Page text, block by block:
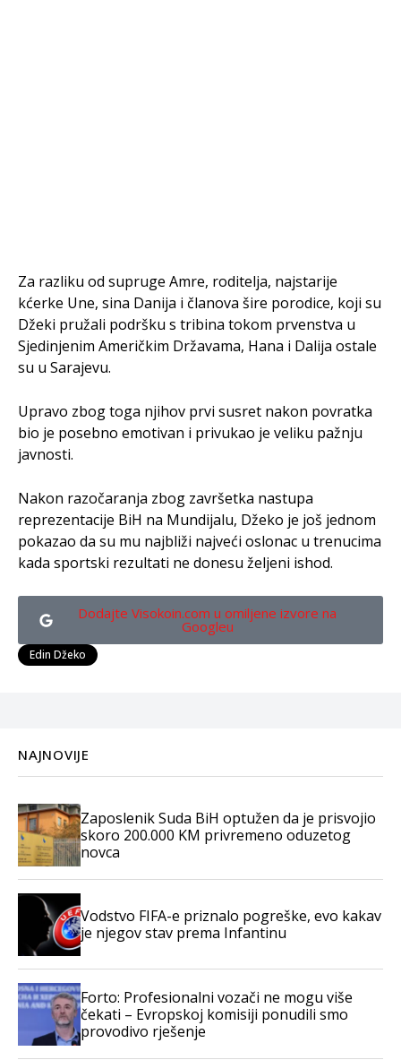
Za razliku od supruge Amre, roditelja, najstarije
kćerke Une, sina Danija i članova šire porodice, koji su
Džeki pružali podršku s tribina tokom prvenstva u
Sjedinjenim Američkim Državama, Hana i Dalija ostale
su u Sarajevu.
Upravo zbog toga njihov prvi susret nakon povratka
bio je posebno emotivan i privukao je veliku pažnju
javnosti.
Nakon razočaranja zbog završetka nastupa
reprezentacije BiH na Mundijalu, Džeko je još jednom
pokazao da su mu najbliži najveći oslonac u trenucima
kada sportski rezultati ne donesu željeni ishod.
Dodajte Visokoin.com u omiljene izvore na
Googleu
Edin Džeko
NAJNOVIJE
Zaposlenik Suda BiH optužen da je prisvojio
skoro 200.000 KM privremeno oduzetog
novca
Vodstvo FIFA-e priznalo pogreške, evo kakav
je njegov stav prema Infantinu
Forto: Profesionalni vozači ne mogu više
čekati – Evropskoj komisiji ponudili smo
provodivo rješenje